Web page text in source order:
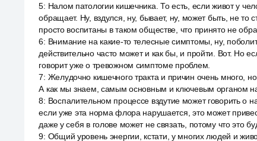
5: Налом патологии кишечника. То есть, если живот у
обращает. Ну, вздулся, ну, бывает, ну, может быть, не
просто воспитаны в таком обществе, что принято не
6: Внимание на какие-то телесные симптомы, ну,
действительно часто может и как бы, и пройти. Вот. Но
говорит уже о тревожном симптоме проблем.
7: Желудочно кишечного тракта и причин очень много,
А как мы знаем, самым основным и ключевым органом
8: Воспалительном процессе вздутие может говорить
если уже эта норма флора нарушается, это может
даже у себя в голове может не связать, потому что это
9: Общий уровень энергии, кстати, у многих людей и